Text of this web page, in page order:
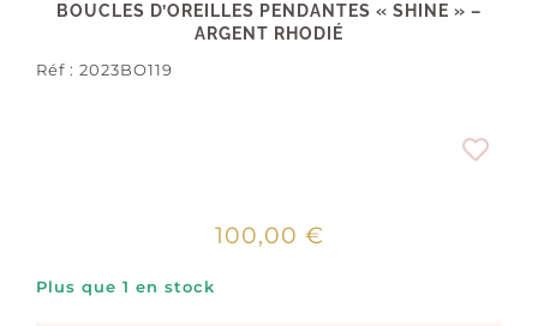
BOUCLES D’OREILLES PENDANTES « SHINE » –
ARGENT RHODIÉ
Réf : 2023BO119
100,00 €
Plus que 1 en stock